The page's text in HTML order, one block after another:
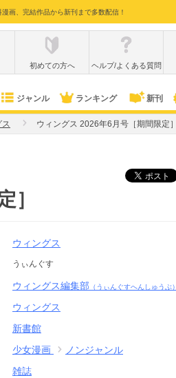
画、完結作品から新刊まで多数配信！
初めての方へ ヘルプ/よくある質問
ジャンル ランキング 新刊
ス ウィングス 2026年6月号［期間限定］
］
ウィングス
うぃんぐす
ウィングス編集部 （うぃんぐすへんしゅうぶ）
ウィングス
新書館
少女漫画
ノンジャンル
雑誌